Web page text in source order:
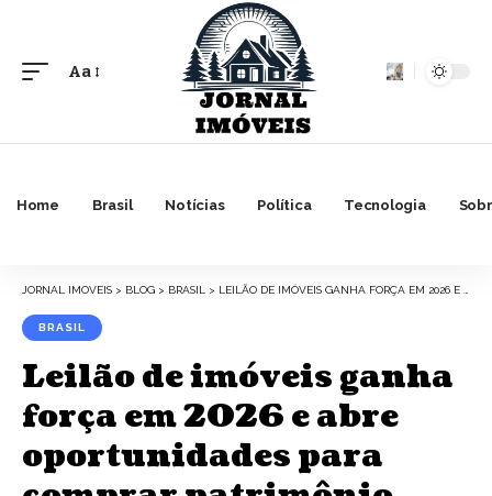
Font
Aa
Home Brasil Notícias Política Tecnologia
JORNAL IMOVEIS > BLOG > BRASIL > LEILÃO DE IMÓVEIS GANHA FORÇA EM 2026 E ABRE OPORTUNIDADES PARA COMPRAR PATRIMÔNIO COM DESCONTO
BRASIL
Leilão de imóveis ganha
força em 2026 e abre
oportunidades para